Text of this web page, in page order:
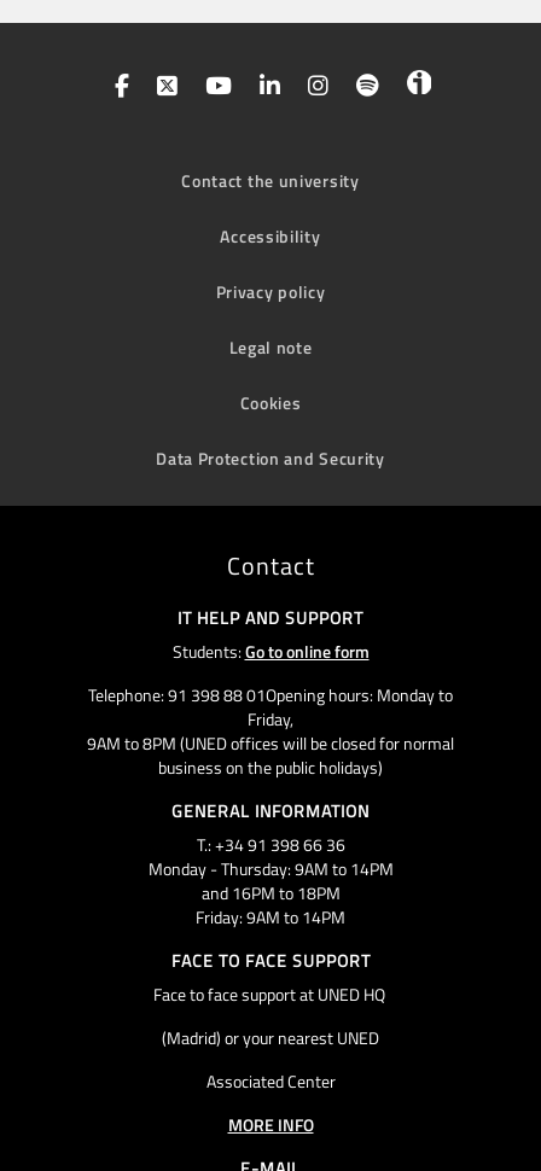
Contact the university
Accessibility
Privacy policy
Legal note
Cookies
Data Protection and Security
Contact
IT HELP AND SUPPORT
Students:Go to online form
Telephone: 91 398 88 01Opening hours: Monday to
Friday,
9AM to 8PM (UNED offices will be closed for normal
business on the public holidays)
GENERAL INFORMATION
T.: +34 91 398 66 36
Monday - Thursday: 9AM to 14PM
and 16PM to 18PM
Friday: 9AM to 14PM
FACE TO FACE SUPPORT
Face to face support at UNED HQ
(Madrid) or your nearest UNED
Associated Center
MORE INFO